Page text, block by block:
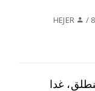
HEJER
غدا